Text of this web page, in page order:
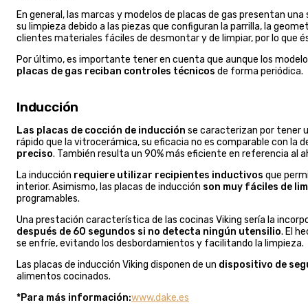
En general, las marcas y modelos de placas de gas presentan
su limpieza debido a las piezas que configuran la parrilla, la
clientes materiales fáciles de desmontar y de limpiar, por lo que
Por último, es importante tener en cuenta que aunque los
placas de gas reciban controles técnicos de forma periódica.
Inducción
Las placas de cocción de inducción se caracterizan por tener
rápido que la vitrocerámica, su eficacia no es comparable con la
preciso. También resulta un 90% más eficiente en referencia al
La inducción requiere utilizar recipientes inductivos que
interior. Asimismo, las placas de inducción son muy fáciles de
programables.
Una prestación característica de las cocinas Viking sería la
después de 60 segundos si no detecta ningún utensilio. El
se enfríe, evitando los desbordamientos y facilitando la limpieza.
Las placas de inducción Viking disponen de un dispositivo de
alimentos cocinados.
*Para más información:www.dake.es